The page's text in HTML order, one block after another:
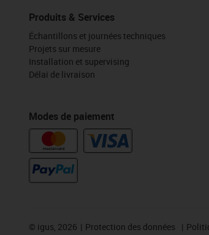
Produits & Services
Échantillons et journées techniques
Projets sur mesure
Installation et supervising
Délai de livraison
Modes de paiement
© igus, 2026 Protection des données